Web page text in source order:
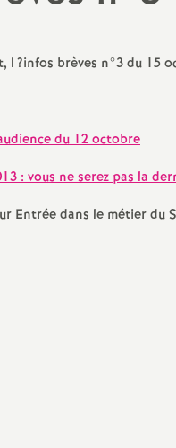
formation
action sociale
l?infos brèves n°3 du 15
du 12 octobre
: vous ne serez pas la
Entrée dans le métier du